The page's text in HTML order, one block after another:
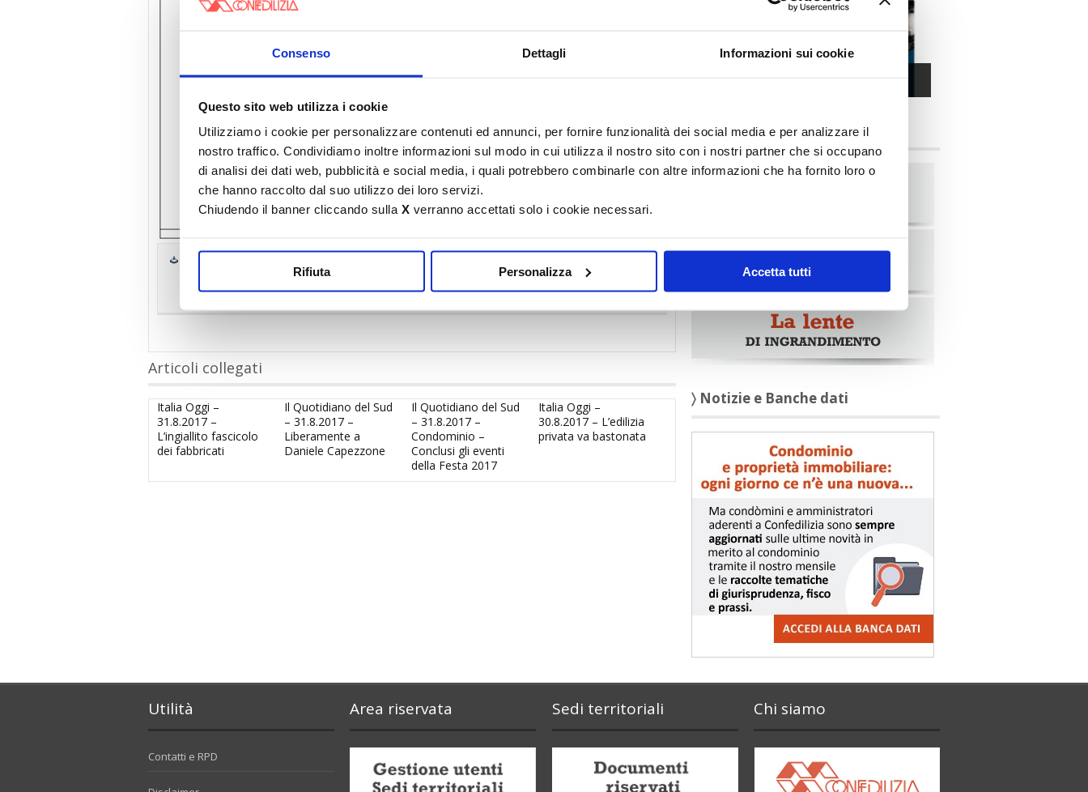
Consenso Dettagli Informazioni sui cookie
Questo sito web utilizza i cookie
Utilizziamo i cookie per personalizzare contenuti ed annunci, per fornire funzionalità dei social media e per analizzare il
nostro traffico. Condividiamo inoltre informazioni sul modo in cui utilizza il nostro sito con i nostri partner che si occupano
di analisi dei dati web, pubblicità e social media, i quali potrebbero combinarle con altre informazioni che ha fornito loro o
che hanno raccolto dal suo utilizzo dei loro servizi.
Chiudendo il banner cliccando sulla X verranno accettati solo i cookie necessari.
Rifiuta Personalizza Accetta tutti
Scarica e stampa il pdf
Il Nuovo Giornale – 8.7.2016 – I tanti servizi di Assindatcolf
Articoli collegati
Italia Oggi –
31.8.2017 –
L’ingiallito fascicolo
dei fabbricati
Il Quotidiano del Sud
– 31.8.2017 –
Liberamente a
Daniele Capezzone
Il Quotidiano del Sud
– 31.8.2017 –
Condominio –
Conclusi gli eventi
della Festa 2017
Italia Oggi –
30.8.2017 – L’edilizia
privata va bastonata
〉 Rubriche
〉 Notizie e Banche dati
Utilità
Contatti e RPD
Area riservata Sedi territoriali Chi siamo